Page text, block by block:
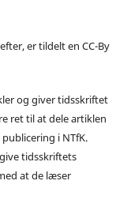
er tildelt en CC-By
og giver tidsskriftet
ret til at dele artiklen
i NTfK.
tidsskriftets
at de læser